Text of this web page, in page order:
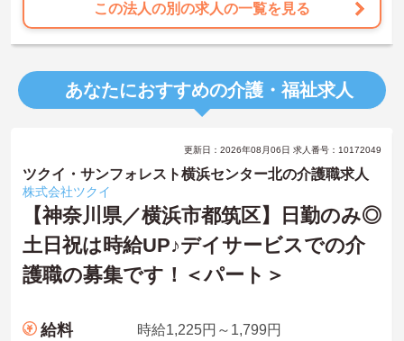
この法人の別の求人の一覧を見る
あなたにおすすめの介護・福祉求人
更新日：2026年08月06日 求人番号：10172049
ツクイ・サンフォレスト横浜センター北の介護職求人
株式会社ツクイ
【神奈川県／横浜市都筑区】日勤のみ◎
土日祝は時給UP♪デイサービスでの介
護職の募集です！＜パート＞
給料 時給1,225円～1,799円